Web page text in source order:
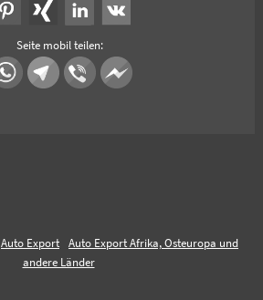
Seite mobil teilen:
Auto Export
Auto Export Afrika, Osteuropa und
andere Länder